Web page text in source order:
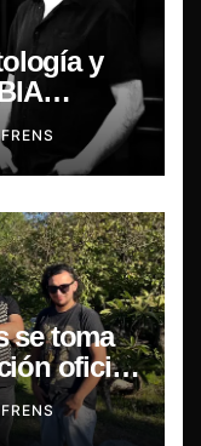
y
se toma
oficial
single